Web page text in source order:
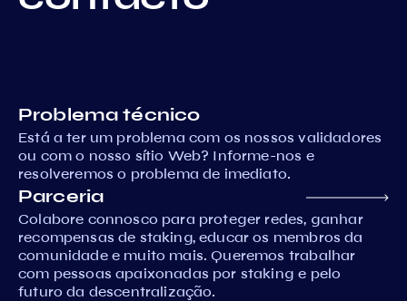
Problema técnico
Está a ter um problema com os nossos validadores
ou com o nosso sítio Web? Informe-nos e
resolveremos o problema de imediato.
Parceria
Colabore connosco para proteger redes, ganhar
recompensas de staking, educar os membros da
comunidade e muito mais. Queremos trabalhar
com pessoas apaixonadas por staking e pelo
futuro da descentralização.